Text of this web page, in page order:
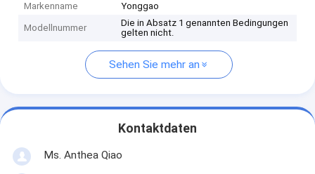
Markenname
Yonggao
Modellnummer
Die in Absatz 1 genannten Bedingungen
gelten nicht.
Sehen Sie mehr an
Kontaktdaten
Ms. Anthea Qiao